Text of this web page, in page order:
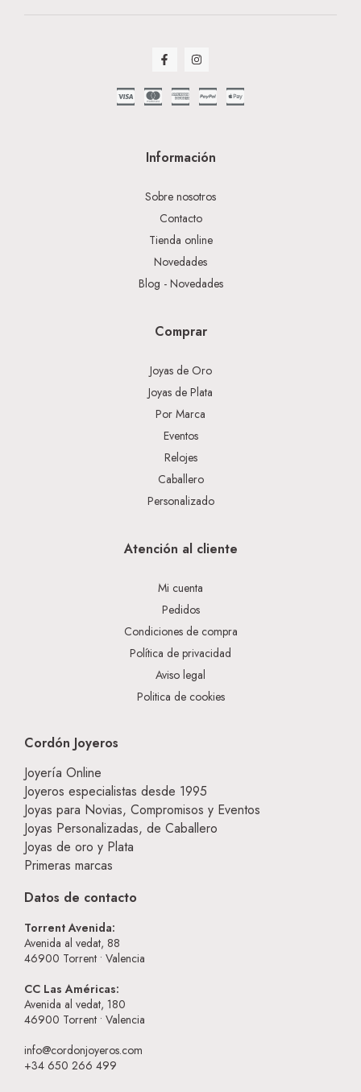
Información
Sobre nosotros
Contacto
Tienda online
Novedades
Blog - Novedades
Comprar
Joyas de Oro
Joyas de Plata
Por Marca
Eventos
Relojes
Caballero
Personalizado
Atención al cliente
Mi cuenta
Pedidos
Condiciones de compra
Política de privacidad
Aviso legal
Politica de cookies
Cordón Joyeros
Joyería Online
Joyeros especialistas desde 1995
Joyas para Novias, Compromisos y Eventos
Joyas Personalizadas, de Caballero
Joyas de oro y Plata
Primeras marcas
Datos de contacto
Torrent Avenida:
Avenida al vedat, 88
46900 Torrent • Valencia
CC Las Américas:
Avenida al vedat, 180
46900 Torrent • Valencia
info@cordonjoyeros.com
+34 650 266 499